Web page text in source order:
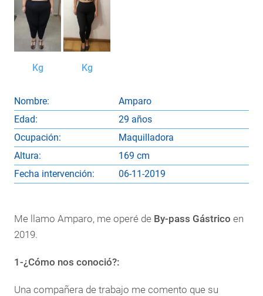
Kg Kg
Nombre:
Amparo
Edad:
29 años
Ocupación:
Maquilladora
Altura:
169 cm
Fecha intervención:
06-11-2019
Me llamo Amparo, me operé de By-pass Gástrico en
2019.
1-¿Cómo nos conoció?:
Una compañera de trabajo me comento que su